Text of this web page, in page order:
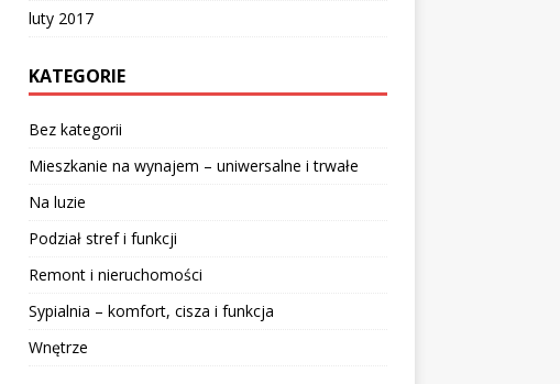
luty 2017
KATEGORIE
Bez kategorii
Mieszkanie na wynajem – uniwersalne i trwałe
Na luzie
Podział stref i funkcji
Remont i nieruchomości
Sypialnia – komfort, cisza i funkcja
Wnętrze